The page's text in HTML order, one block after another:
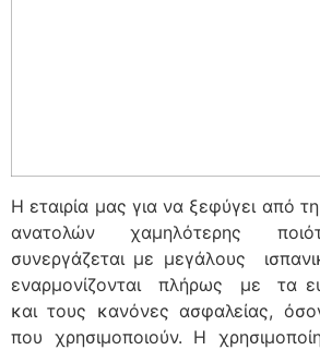
Η εταιρία μας για να ξεφύγει από
ανατολών χαμηλότερης
συνεργάζεται με μεγάλους
εναρμονίζονται πλήρως με τα
και τους κανόνες ασφαλείας,
που χρησιμοποιούν. Η